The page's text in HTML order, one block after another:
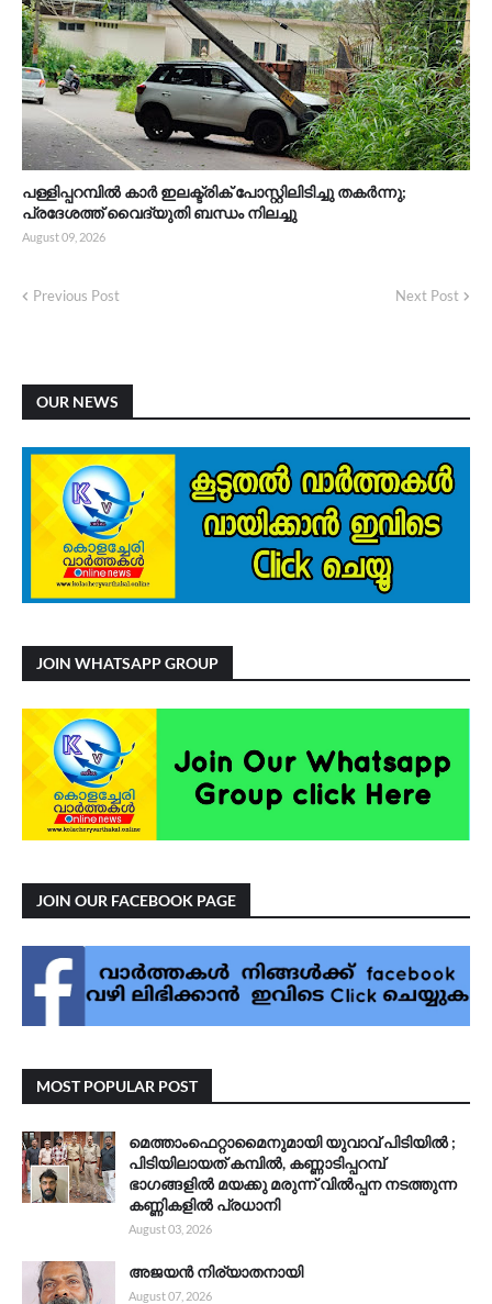
പള്ളിപ്പറമ്പിൽ കാർ ഇലക്ട്രിക് പോസ്റ്റിലിടിച്ചു തകർന്നു;
പ്രദേശത്ത് വൈദ്യുതി ബന്ധം നിലച്ചു
August 09, 2026
Previous Post Next Post
OUR NEWS
JOIN WHATSAPP GROUP
JOIN OUR FACEBOOK PAGE
MOST POPULAR POST
മെത്താംഫെറ്റാമൈനുമായി യുവാവ് പിടിയിൽ ;
പിടിയിലായത് കമ്പിൽ, കണ്ണാടിപ്പറമ്പ്
ഭാഗങ്ങളിൽ മയക്കു മരുന്ന് വിൽപ്പന നടത്തുന്ന
കണ്ണികളിൽ പ്രധാനി
August 03, 2026
അജയൻ നിര്യാതനായി
August 07, 2026